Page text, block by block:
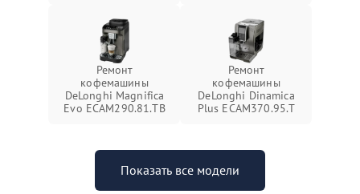
Ремонт
кофемашины
DeLonghi Magnifica
Evo ECAM290.81.TB
Ремонт
кофемашины
DeLonghi Dinamica
Plus ECAM370.95.T
Показать все модели